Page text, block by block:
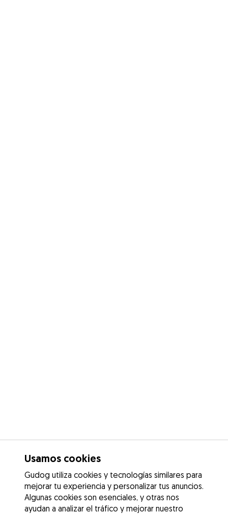
Usamos cookies
Gudog utiliza cookies y tecnologías similares para
mejorar tu experiencia y personalizar tus anuncios.
Algunas cookies son esenciales, y otras nos
ayudan a analizar el tráfico y mejorar nuestro